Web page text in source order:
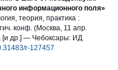
информационного поля»
теория, практика :
конф. (Москва, 11 апр.
[и др.] — Чебоксары: ИД
r-127457